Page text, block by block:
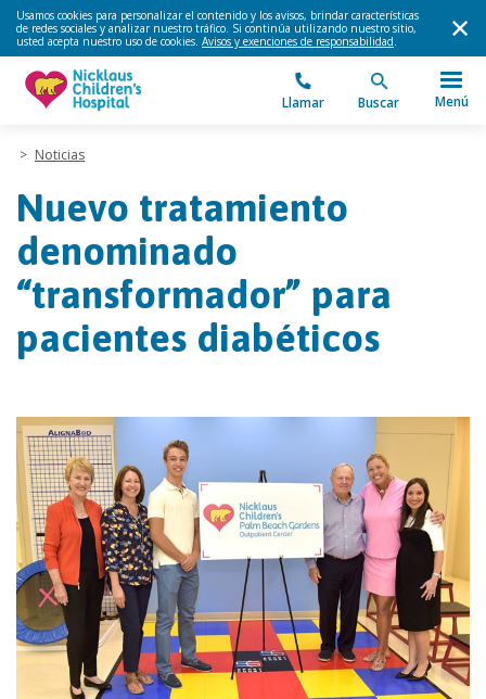
Usamos cookies para personalizar el contenido y los avisos, brindar características
de redes sociales y analizar nuestro tráfico. Si continúa utilizando nuestro sitio,
usted acepta nuestro uso de cookies. Avisos y exenciones de responsabilidad.
Llamar Buscar Menú
> Noticias
Nuevo tratamiento
denominado
“transformador” para
pacientes diabéticos